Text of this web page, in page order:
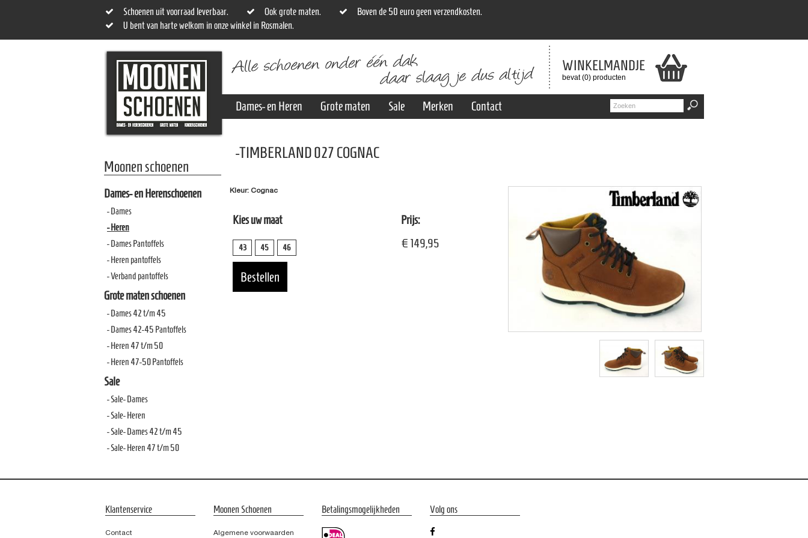
Schoenen uit voorraad leverbaar. Ook grote maten.
Boven de 50 euro geen verzendkosten.
U bent van harte welkom in onze winkel in Rosmalen.
WINKELMANDJE
bevat (0) producten
Dames- en Heren Grote maten Sale Merken Contact
Moonen schoenen
Dames- en Herenschoenen
- Dames
- Heren
- Dames Pantoffels
- Heren pantoffels
- Verband pantoffels
Grote maten schoenen
- Dames 42 t/m 45
- Dames 42-45 Pantoffels
- Heren 47 t/m 50
- Heren 47-50 Pantoffels
Sale
- Sale- Dames
- Sale- Heren
- Sale- Dames 42 t/m 45
- Sale- Heren 47 t/m 50
-TIMBERLAND 027 COGNAC
Kleur: Cognac
Kies uw maat
43 45 46
Prijs:
€ 149,95
Klantenservice
Contact
Moonen Schoenen
Algemene voorwaarden
Betalingsmogelijkheden Volg ons